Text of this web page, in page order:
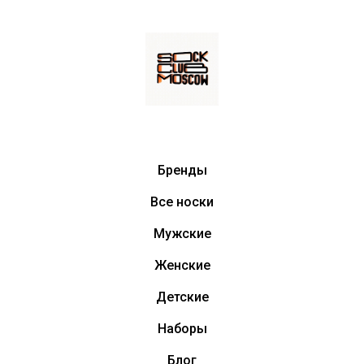
Бренды
Все носки
Мужские
Женские
Детские
Наборы
Блог